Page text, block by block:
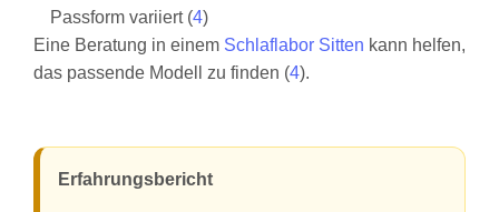
Passform variiert (4)
Eine Beratung in einem Schlaflabor Sitten kann helfen,
das passende Modell zu finden (4).
Erfahrungsbericht